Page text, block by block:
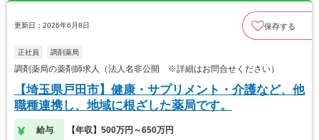
更新日：2026年6月8日 保存する
正社員 調剤薬局
調剤薬局の薬剤師求人（法人名非公開 ※詳細はお問合せください）
【埼玉県戸田市】健康・サプリメント・介護など、他
職種連携し、地域に根ざした薬局です。
給与 【年収】500万円～650万円